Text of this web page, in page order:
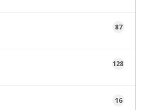
87
128
16